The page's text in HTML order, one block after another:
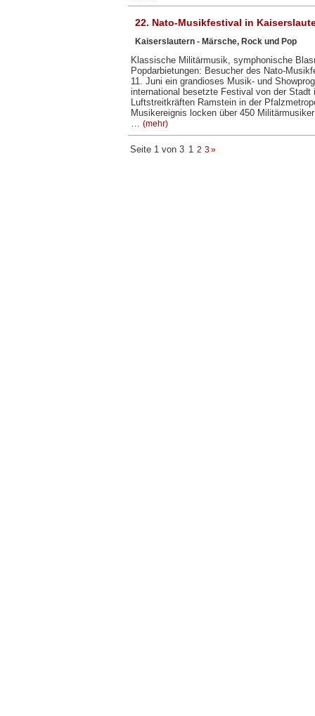
22. Nato-Musikfestival in
Kaiserslautern - Märsche, Rock und Pop
Klassische Militärmusik, symphonische
Popdarbietungen: Besucher des Nato-
11. Juni ein grandioses Musik- und
international besetzte Festival von der
Luftstreitkräften Ramstein in der
Musikereignis locken über 450
… (mehr)
Seite 1 von 3 1 2 3»